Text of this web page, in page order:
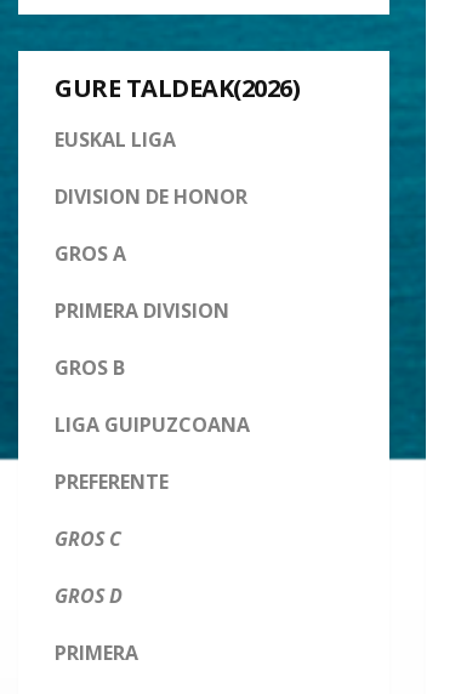
GURE TALDEAK(2026)
EUSKAL LIGA
DIVISION DE HONOR
GROS A
PRIMERA DIVISION
GROS B
LIGA GUIPUZCOANA
PREFERENTE
GROS C
GROS D
PRIMERA